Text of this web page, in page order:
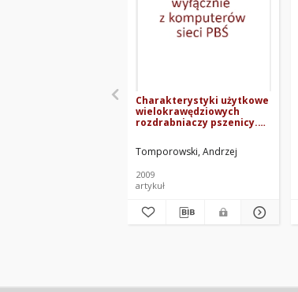
Charakterystyki użytkowe
wielokrawędziowych
rozdrabniaczy pszenicy.
Tomporowski, Andrzej
2009
artykuł